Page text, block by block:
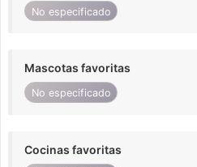
No especificado
Mascotas favoritas
No especificado
Cocinas favoritas